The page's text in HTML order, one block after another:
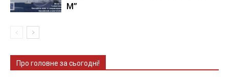
М”
Про головне за сьогодні!